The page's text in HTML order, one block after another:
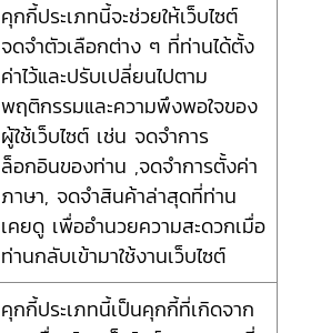
คุกกี้ประเภทนี้จะช่วยให้เว็บไซต์
จดจำตัวเลือกต่าง ๆ ที่ท่านได้ตั้ง
ค่าไว้และปรับเปลี่ยนไปตาม
พฤติกรรมและความพึงพอใจของ
ผู้ใช้เว็บไซต์ เช่น จดจำการ
ล็อกอินของท่าน ,จดจำการตั้งค่า
ภาษา, จดจำสินค้าล่าสุดที่ท่าน
เคยดู เพื่ออำนวยความสะดวกเมื่อ
ท่านกลับเข้ามาใช้งานเว็บไซต์
คุกกี้ประเภทนี้เป็นคุกกี้ที่เกิดจาก